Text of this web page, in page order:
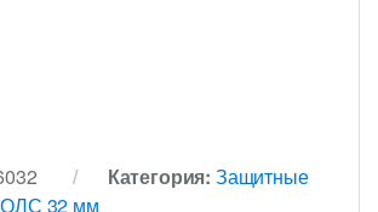
Категория: Защитные
32 мм